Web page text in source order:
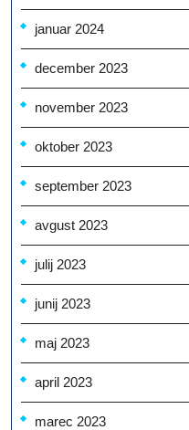
januar 2024
december 2023
november 2023
oktober 2023
september 2023
avgust 2023
julij 2023
junij 2023
maj 2023
april 2023
marec 2023